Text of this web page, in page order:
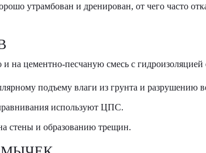
утрамбован и дренирован, от чего часто
цементно-песчаную смесь с гидроизоляцией
подъему влаги из грунта и разрушению
используют ЦПС.
стены и образованию трещин.